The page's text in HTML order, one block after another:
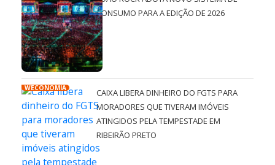
CONSUMO PARA A EDIÇÃO DE 2026
WECONOMIA
CAIXA LIBERA DINHEIRO DO FGTS PARA
MORADORES QUE TIVERAM IMÓVEIS
ATINGIDOS PELA TEMPESTADE EM
RIBEIRÃO PRETO